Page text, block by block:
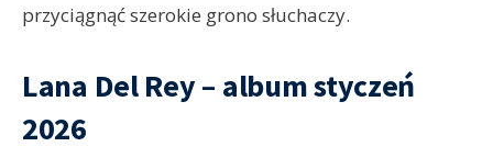
przyciągnąć szerokie grono słuchaczy.
Lana Del Rey – album styczeń
2026